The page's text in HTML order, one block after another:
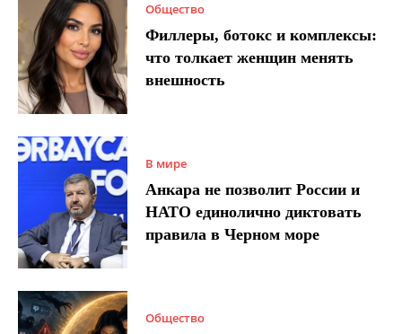
Общество
Филлеры, ботокс и комплексы:
что толкает женщин менять
внешность
В мире
Анкара не позволит России и
НАТО единолично диктовать
правила в Черном море
Общество